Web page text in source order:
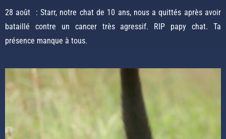
28 août : Starr, notre chat de 10 ans, nous a quittés après avoir
bataillé contre un cancer très agressif. RIP papy chat. Ta
présence manque à tous.